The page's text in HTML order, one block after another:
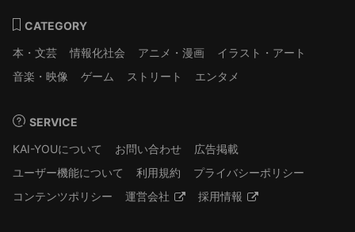
CATEGORY
本・文芸
情報化社会 アニメ・漫画
イラスト・アート
音楽・映像
ゲーム ストリート エンタメ
SERVICE
KAI-YOUについて
お問い合わせ
広告掲載
ユーザー機能について
利用規約
プライバシーポリシー
コンテンツポリシー
運営会社 採用情報